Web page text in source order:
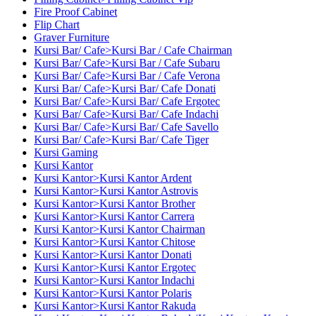
Fire Proof Cabinet
Flip Chart
Graver Furniture
Kursi Bar/ Cafe>Kursi Bar / Cafe Chairman
Kursi Bar/ Cafe>Kursi Bar / Cafe Subaru
Kursi Bar/ Cafe>Kursi Bar / Cafe Verona
Kursi Bar/ Cafe>Kursi Bar/ Cafe Donati
Kursi Bar/ Cafe>Kursi Bar/ Cafe Ergotec
Kursi Bar/ Cafe>Kursi Bar/ Cafe Indachi
Kursi Bar/ Cafe>Kursi Bar/ Cafe Savello
Kursi Bar/ Cafe>Kursi Bar/ Cafe Tiger
Kursi Gaming
Kursi Kantor
Kursi Kantor>Kursi Kantor Ardent
Kursi Kantor>Kursi Kantor Astrovis
Kursi Kantor>Kursi Kantor Brother
Kursi Kantor>Kursi Kantor Carrera
Kursi Kantor>Kursi Kantor Chairman
Kursi Kantor>Kursi Kantor Chitose
Kursi Kantor>Kursi Kantor Donati
Kursi Kantor>Kursi Kantor Ergotec
Kursi Kantor>Kursi Kantor Indachi
Kursi Kantor>Kursi Kantor Polaris
Kursi Kantor>Kursi Kantor Rakuda